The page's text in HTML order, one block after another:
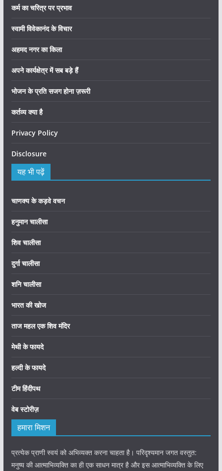
कर्म का चरित्र पर प्रभाव
स्वामी विवेकानंद के विचार
अहमद नगर का किला
अपने कार्यक्षेत्र में सब बड़े हैं
भोजन के प्रति सजग होना ज़रूरी
कर्तव्य क्या है
Privacy Policy
Disclosure
यह भी पढ़ें
चाणक्य के कड़वे वचन
हनुमान चालीसा
शिव चालीसा
दुर्गा चालीसा
शनि चालीसा
भारत की खोज
ताज महल एक शिव मंदिर
मेथी के फायदे
हल्दी के फायदे
टीम हिंदीपथ
वेब स्टोरीज़
हमारा मिशन
प्रत्येक प्राणी स्वयं को अभिव्यक्त करना चाहता है। परिदृश्यमान जगत वस्तुत:
मनुष्य की आत्माभिव्यक्ति का ही एक साधन मात्र है और इस आत्माभिव्यक्ति के लिए